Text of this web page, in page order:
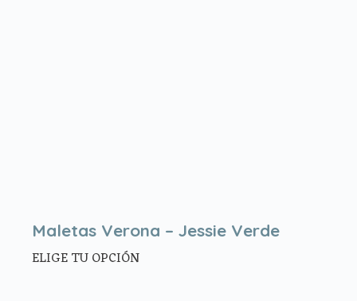
Maletas Verona – Jessie Verde
ELIGE TU OPCIÓN